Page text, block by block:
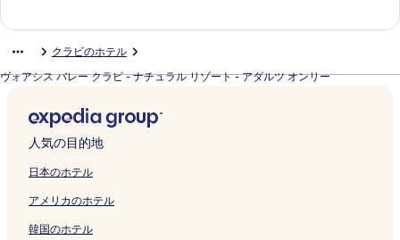
A
d
l
t
s
o
n
l
の
b
i
ペ
ー
ジ
を
開
く
ン
V
i
l
a
s
K
r
a
i
ー
ジ
を
く
リ
ン
ク
G
o
l
&
S
p
a
R
e
o
o
N
n
g
B
e
a
c
b
a
R
s
o
r
t
a
n
S
p
a
ペ
ー
ジ
を
開
く
ン
ペ
ー
ジ
開
く
リ
ン
ク
ペ
ー
ジ
開
く
リ
ン
ク
t
の
ー
ジ
を
開
く
リ
ク
f
K
a
b
i
R
e
s
r
e
P
o
l
V
i
l
l
A
e
s
r
t
の
ペ
ー
ジ
開
l
K
r
a
b
i
の
ー
R
e
o
r
t
l
L
i
e
s
e
o
n
a
n
g
R
s
e
r
i
c
e
d
A
p
r
e
R
o
m
s
&
C
a
e
a
n
K
r
a
b
i
B
a
r
a
i
R
e
s
o
r
の
C
a
t
a
w
a
y
P
o
クラビのホテル
ヴォアシス バレー クラビ - ナチュラル リゾート - アダルツ オンリー
人気の目的地
日本のホテル
アメリカのホテル
韓国のホテル